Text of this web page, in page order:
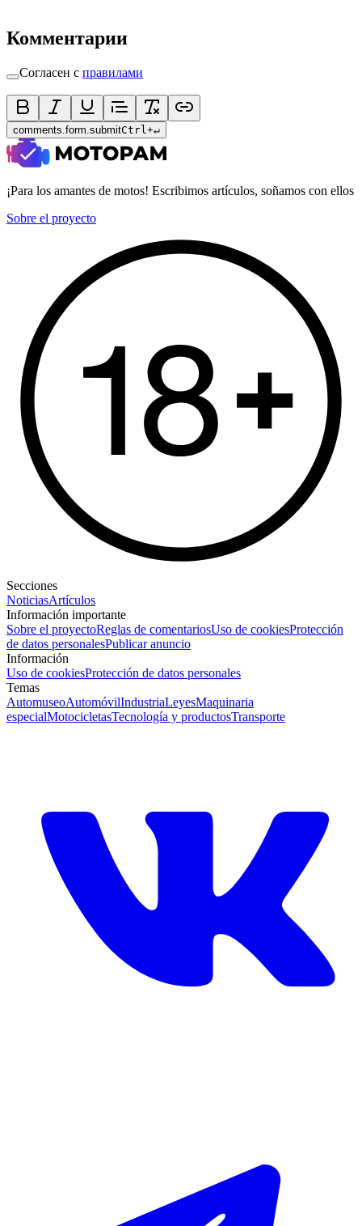
Комментарии
Согласен с правилами
comments.form.submitCtrl +↵
¡Para los amantes de motos! Escribimos artículos, soñamos con ellos
Sobre el proyecto
Secciones
NoticiasArtículos
Información importante
Sobre el proyectoReglas de comentariosUso de cookiesProtección
de datos personalesPublicar anuncio
Información
Uso de cookiesProtección de datos personales
Temas
AutomuseoAutomóvilIndustriaLeyesMaquinaria
especialMotocicletasTecnología y productosTransporte